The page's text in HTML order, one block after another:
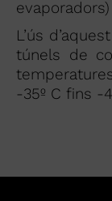
L’ús
túnels de
-35º C fins -